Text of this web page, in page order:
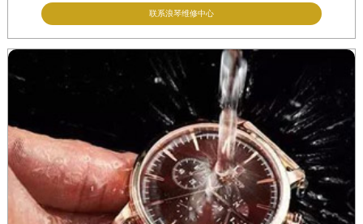
联系浪琴维修中心